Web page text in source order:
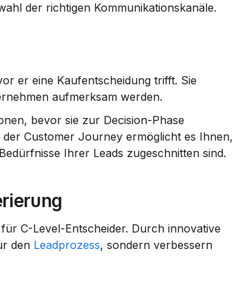
der richtigen Kommunikationskanäle.
er eine Kaufentscheidung trifft. Sie
aufmerksam werden.
bevor sie zur Decision-Phase
Customer Journey ermöglicht es Ihnen,
Ihrer Leads zugeschnitten sind.
C-Level-Entscheider. Durch innovative
den Leadprozess, sondern verbessern